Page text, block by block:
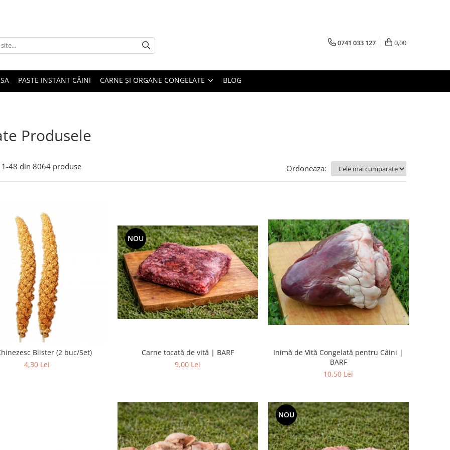
0741 033 127 0,00
PASTE INSTANT CÂINI CARNE ȘI ORGANE CONGELATE BLOG
Produsele
1-48 din 8064 produse Ordoneaza:
Blister (2 buc/Set)
4,30 Lei
NOU
Carne tocată de vită | BARF
9,00 Lei
Inimă de Vită Congelată pentru Câini |
BARF
10,50 Lei
NOU